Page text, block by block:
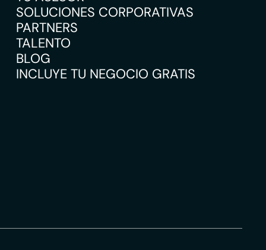
SOLUCIONES CORPORATIVAS
PARTNERS
TALENTO
BLOG
INCLUYE TU NEGOCIO GRATIS